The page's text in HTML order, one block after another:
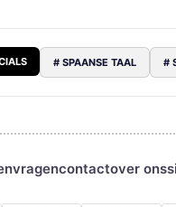
# SPAANSE TAAL #
vragencontactover ons